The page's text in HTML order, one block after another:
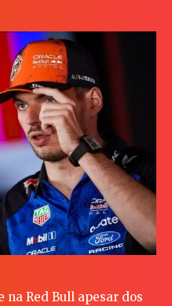
Red Bull apesar dos